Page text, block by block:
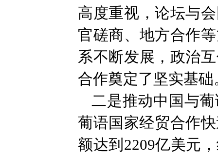
高度重视，论坛与
官磋商、地方合作
系不断发展，政治
合作奠定了坚实基础
二是推动中国与
葡语国家经贸合作
额达到2209亿美元